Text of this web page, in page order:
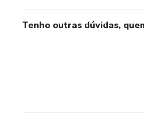
Tenho outras dúvidas,